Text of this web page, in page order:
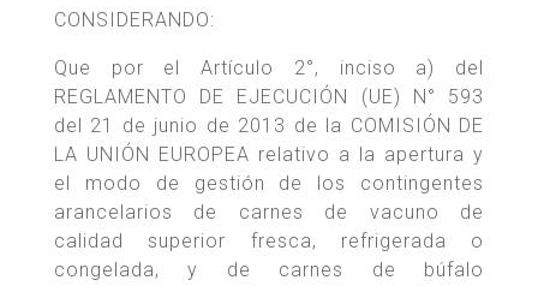
CONSIDERANDO:
Que por el Artículo 2°, inciso a) del
REGLAMENTO DE EJECUCIÓN (UE) N° 593
del 21 de junio de 2013 de la COMISIÓN DE
LA UNIÓN EUROPEA relativo a la apertura y
el modo de gestión de los contingentes
arancelarios de carnes de vacuno de
calidad superior fresca, refrigerada o
congelada, y de carnes de búfalo